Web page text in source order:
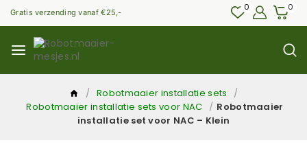
Gratis verzending vanaf €25,- 0 0
/ Robotmaaier installatie sets
/
Robotmaaier installatie sets voor NAC / Robotmaaier
installatie set voor NAC – Klein